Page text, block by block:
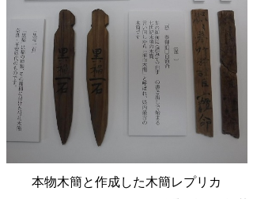
本物木簡と作成した木簡レプリカ